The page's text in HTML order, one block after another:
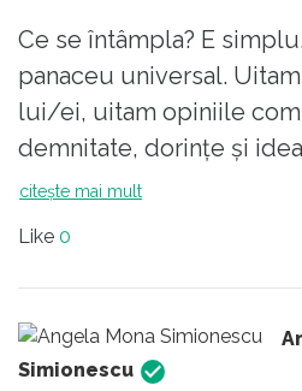
Ce se întâmpla? E
panaceu universal.
lui/ei, uitam opiniile
demnitate, dorințe și
direcțiile noastre se
unul câștiga mai mult
se fac diferit.Trăsăturile
schimba. Gusturile se
citește mai mult
Like 0
Simionescu